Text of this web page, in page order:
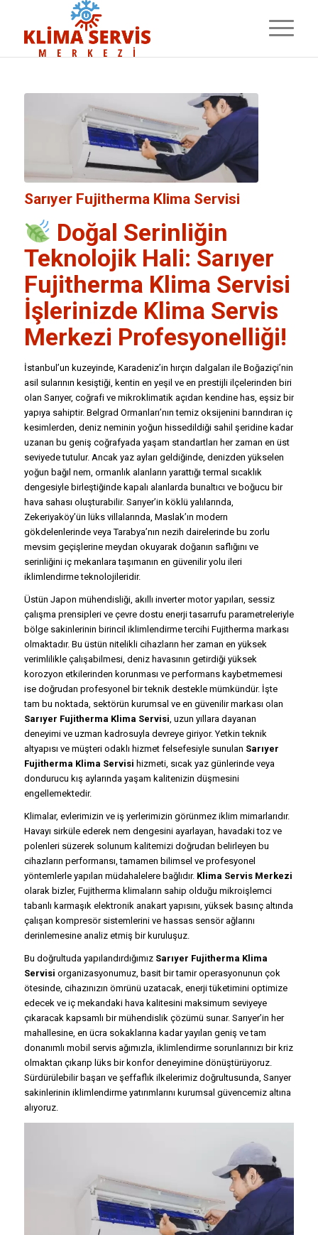
Sarıyer Fujitherma Klima Servisi
Doğal Serinliğin
Teknolojik Hali: Sarıyer
Fujitherma Klima Servisi
İşlerinizde Klima Servis
Merkezi Profesyonelliği!
İstanbul’un kuzeyinde, Karadeniz’in hırçın dalgaları ile Boğaziçi’nin
asil sularının kesiştiği, kentin en yeşil ve en prestijli ilçelerinden biri
olan Sarıyer, coğrafi ve mikroklimatik açıdan kendine has, eşsiz bir
yapıya sahiptir. Belgrad Ormanları’nın temiz oksijenini barındıran iç
kesimlerden, deniz neminin yoğun hissedildiği sahil şeridine kadar
uzanan bu geniş coğrafyada yaşam standartları her zaman en üst
seviyede tutulur. Ancak yaz ayları geldiğinde, denizden yükselen
yoğun bağıl nem, ormanlık alanların yarattığı termal sıcaklık
dengesiyle birleştiğinde kapalı alanlarda bunaltıcı ve boğucu bir
hava sahası oluşturabilir. Sarıyer’in köklü yalılarında,
Zekeriyaköy’ün lüks villalarında, Maslak’ın modern
gökdelenlerinde veya Tarabya’nın nezih dairelerinde bu zorlu
mevsim geçişlerine meydan okuyarak doğanın saflığını ve
serinliğini iç mekanlara taşımanın en güvenilir yolu ileri
iklimlendirme teknolojileridir.
Üstün Japon mühendisliği, akıllı inverter motor yapıları, sessiz
çalışma prensipleri ve çevre dostu enerji tasarrufu parametreleriyle
bölge sakinlerinin birincil iklimlendirme tercihi Fujitherma markası
olmaktadır. Bu üstün nitelikli cihazların her zaman en yüksek
verimlilikle çalışabilmesi, deniz havasının getirdiği yüksek
korozyon etkilerinden korunması ve performans kaybetmemesi
ise doğrudan profesyonel bir teknik destekle mümkündür. İşte
tam bu noktada, sektörün kurumsal ve en güvenilir markası olan
Sarıyer Fujitherma Klima Servisi, uzun yıllara dayanan
deneyimi ve uzman kadrosuyla devreye giriyor. Yetkin teknik
altyapısı ve müşteri odaklı hizmet felsefesiyle sunulan Sarıyer
Fujitherma Klima Servisi hizmeti, sıcak yaz günlerinde veya
dondurucu kış aylarında yaşam kalitenizin düşmesini
engellemektedir.
Klimalar, evlerimizin ve iş yerlerimizin görünmez iklim mimarlarıdır.
Havayı sirküle ederek nem dengesini ayarlayan, havadaki toz ve
polenleri süzerek solunum kalitemizi doğrudan belirleyen bu
cihazların performansı, tamamen bilimsel ve profesyonel
yöntemlerle yapılan müdahalelere bağlıdır. Klima Servis Merkezi
olarak bizler, Fujitherma klimaların sahip olduğu mikroişlemci
tabanlı karmaşık elektronik anakart yapısını, yüksek basınç altında
çalışan kompresör sistemlerini ve hassas sensör ağlarını
derinlemesine analiz etmiş bir kuruluşuz.
Bu doğrultuda yapılandırdığımız Sarıyer Fujitherma Klima
Servisi organizasyonumuz, basit bir tamir operasyonunun çok
ötesinde, cihazınızın ömrünü uzatacak, enerji tüketimini optimize
edecek ve iç mekandaki hava kalitesini maksimum seviyeye
çıkaracak kapsamlı bir mühendislik çözümü sunar. Sarıyer’in her
mahallesine, en ücra sokaklarına kadar yayılan geniş ve tam
donanımlı mobil servis ağımızla, iklimlendirme sorunlarınızı bir kriz
olmaktan çıkarıp lüks bir konfor deneyimine dönüştürüyoruz.
Sürdürülebilir başarı ve şeffaflık ilkelerimiz doğrultusunda, Sarıyer
sakinlerinin iklimlendirme yatırımlarını kurumsal güvencemiz altına
alıyoruz.